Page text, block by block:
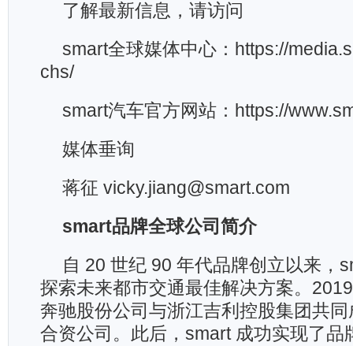
了解最新信息，请访问
smart全球媒体中心：https://
chs/
smart汽车官方网站：https://
媒体垂询
蒋征 vicky.jiang@smart.com
smart品牌全球公司简介
自 20 世纪 90 年代品牌创立以来，
探索未来都市交通最佳解决方案。
奔驰股份公司与浙江吉利控股集团共
合资公司。此后，smart 成功实现了品